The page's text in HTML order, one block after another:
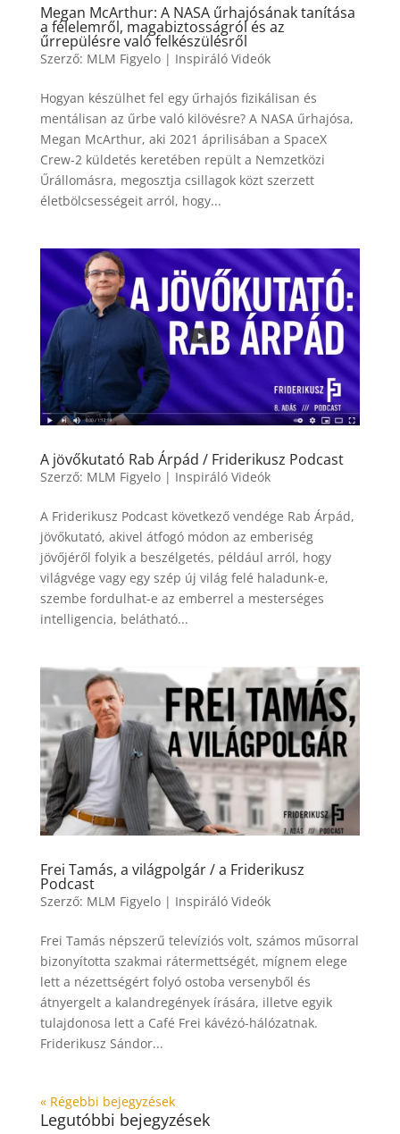
Megan McArthur: A NASA űrhajósának tanítása
a félelemről, magabiztosságról és az
űrrepülésre való felkészülésről
Szerző: MLM Figyelo| Inspiráló Videók
Hogyan készülhet fel egy űrhajós fizikálisan és
mentálisan az űrbe való kilövésre? A NASA űrhajósa,
Megan McArthur, aki 2021 áprilisában a SpaceX
Crew-2 küldetés keretében repült a Nemzetközi
Űrállomásra, megosztja csillagok közt szerzett
életbölcsességeit arról, hogy...
A jövőkutató Rab Árpád / Friderikusz Podcast
Szerző: MLM Figyelo| Inspiráló Videók
A Friderikusz Podcast következő vendége Rab Árpád,
jövőkutató, akivel átfogó módon az emberiség
jövőjéről folyik a beszélgetés, például arról, hogy
világvége vagy egy szép új világ felé haladunk-e,
szembe fordulhat-e az emberrel a mesterséges
intelligencia, belátható...
Frei Tamás, a világpolgár / a Friderikusz
Podcast
Szerző: MLM Figyelo| Inspiráló Videók
Frei Tamás népszerű televíziós volt, számos műsorral
bizonyította szakmai rátermettségét, mígnem elege
lett a nézettségért folyó ostoba versenyből és
átnyergelt a kalandregények írására, illetve egyik
tulajdonosa lett a Café Frei kávézó-hálózatnak.
Friderikusz Sándor...
« Régebbi bejegyzések
Legutóbbi bejegyzések